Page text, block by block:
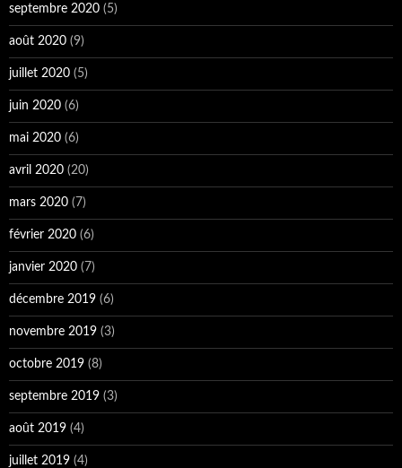
septembre 2020 (5)
août 2020 (9)
juillet 2020 (5)
juin 2020 (6)
mai 2020 (6)
avril 2020 (20)
mars 2020 (7)
février 2020 (6)
janvier 2020 (7)
décembre 2019 (6)
novembre 2019 (3)
octobre 2019 (8)
septembre 2019 (3)
août 2019 (4)
juillet 2019 (4)